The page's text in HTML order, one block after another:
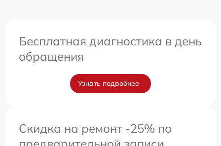
Бесплатная диагностика в день
обращения
Узнать подробнее
Скидка на ремонт -25% по